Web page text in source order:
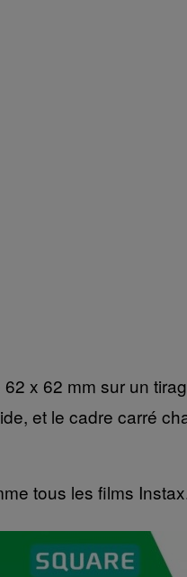
x 62 mm sur un
et le cadre carré
tous les films